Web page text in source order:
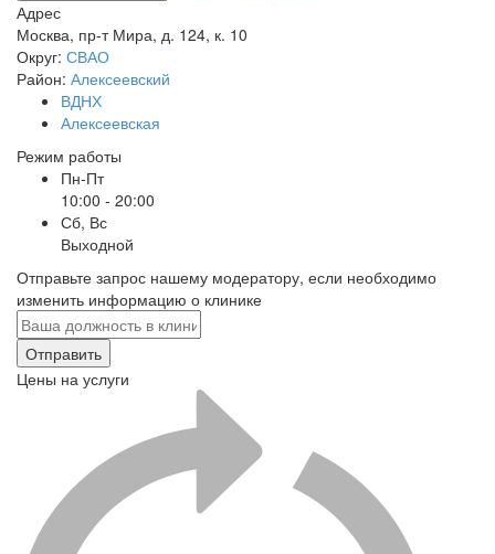
Адрес
Москва, пр-т Мира, д. 124, к. 10
Округ: СВАО
Район: Алексеевский
ВДНХ
Алексеевская
Режим работы
Пн-Пт
10:00 - 20:00
Сб, Вс
Выходной
Отправьте запрос нашему модератору, если необходимо
изменить информацию о клинике
Отправить
Цены на услуги